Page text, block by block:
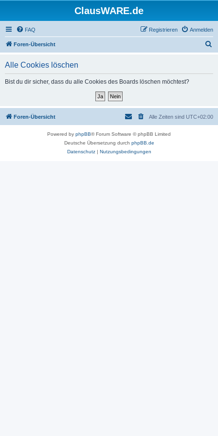
ClausWARE.de
FAQ Anmelden
Registrieren
Foren-Übersicht
Alle Cookies löschen
Bist du dir sicher, dass du alle Cookies des Boards löschen möchtest?
Foren-Übersicht Alle Zeiten sind UTC+02:00
Powered by phpBB® Forum Software © phpBB Limited
Deutsche Übersetzung durch phpBB.de
Datenschutz| Nutzungsbedingungen